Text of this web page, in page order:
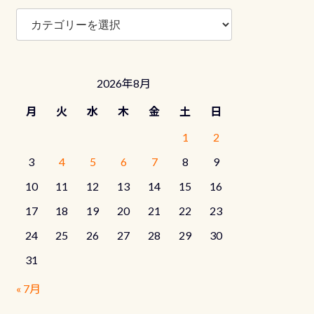
ブ
グ
2026年8月
月 火 水 木 金 土
日
1
2
3
4 5 6 7 8
9
10
11 12 13 14 15
16
17
18 19 20 21 22
23
24
25 26 27 28 29
30
31
« 7月